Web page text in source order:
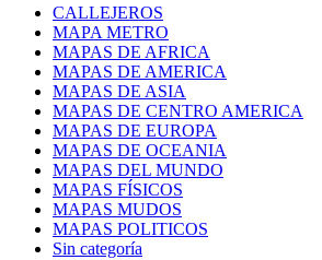
CALLEJEROS
MAPA METRO
MAPAS DE AFRICA
MAPAS DE AMERICA
MAPAS DE ASIA
MAPAS DE CENTRO AMERICA
MAPAS DE EUROPA
MAPAS DE OCEANIA
MAPAS DEL MUNDO
MAPAS FÍSICOS
MAPAS MUDOS
MAPAS POLITICOS
Sin categoría